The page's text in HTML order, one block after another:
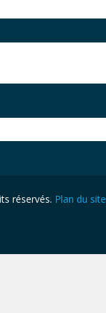
réservés. Plan du site